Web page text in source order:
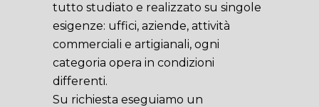
tutto studiato e realizzato su singole
esigenze: uffici, aziende, attività
commerciali e artigianali, ogni
categoria opera in condizioni
differenti.
Su richiesta eseguiamo un